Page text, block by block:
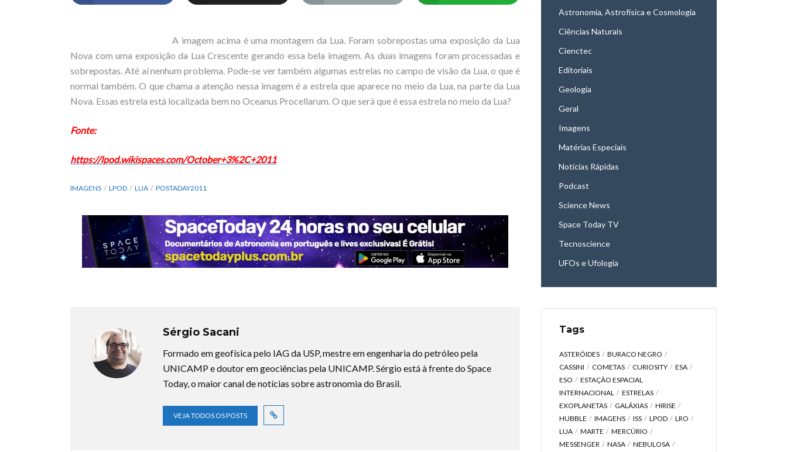
A imagem acima é uma montagem da Lua. Foram sobrepostas uma exposição da Lua
Nova com uma exposição da Lua Crescente gerando essa bela imagem. As duas imagens foram processadas e
sobrepostas. Até aí nenhum problema. Pode-se ver também algumas estrelas no campo de visão da Lua, o que é
normal também. O que chama a atenção nessa imagem é a estrela que aparece no meio da Lua, na parte da Lua
Nova. Essas estrela está localizada bem no Oceanus Procellarum. O que será que é essa estrela no meio da Lua?
Fonte:
https://lpod.wikispaces.com/October+3%2C+2011
IMAGENS LPOD LUA POSTADAY2011
Sérgio Sacani
Formado em geofísica pelo IAG da USP, mestre em engenharia do petróleo pela
UNICAMP e doutor em geociências pela UNICAMP. Sérgio está à frente do Space
Today, o maior canal de notícias sobre astronomia do Brasil.
VEJA TODOS OS POSTS
Astronomia, Astrofísica e Cosmologia
Ciências Naturais
Cienctec
Editoriais
Geologia
Geral
Imagens
Matérias Especiais
Notícias Rápidas
Podcast
Science News
Space Today TV
Tecnoscience
UFOs e Ufologia
Tags
ASTERÓIDES
BURACO NEGRO
CASSINI
COMETAS CURIOSITY
ESA
ESO
ESTAÇÃO ESPACIAL
INTERNACIONAL
ESTRELAS
EXOPLANETAS
GALÁXIAS
HIRISE
HUBBLE
IMAGENS ISS LPOD
LRO
LUA
MARTE
MERCÚRIO
MESSENGER
NASA
NEBULOSA